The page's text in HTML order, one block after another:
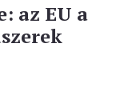
az EU a